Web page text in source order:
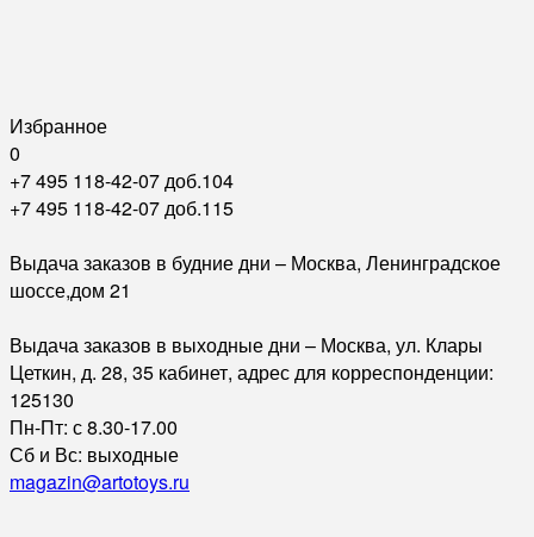
Избранное
0
+7 495 118-42-07 доб.104
+7 495 118-42-07 доб.115
Выдача заказов в будние дни – Москва, Ленинградское
шоссе,дом 21
Выдача заказов в выходные дни – Москва, ул. Клары
Цеткин, д. 28, 35 кабинет, адрес для корреспонденции:
125130
Пн-Пт: с 8.30-17.00
Сб и Вс: выходные
magazin@artotoys.ru